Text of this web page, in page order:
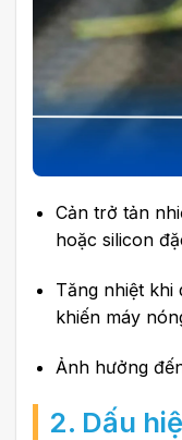
Cản trở tản
hoặc silicon
Tăng nhiệt khi
khiến máy
Ảnh hưởng
2. Dấu